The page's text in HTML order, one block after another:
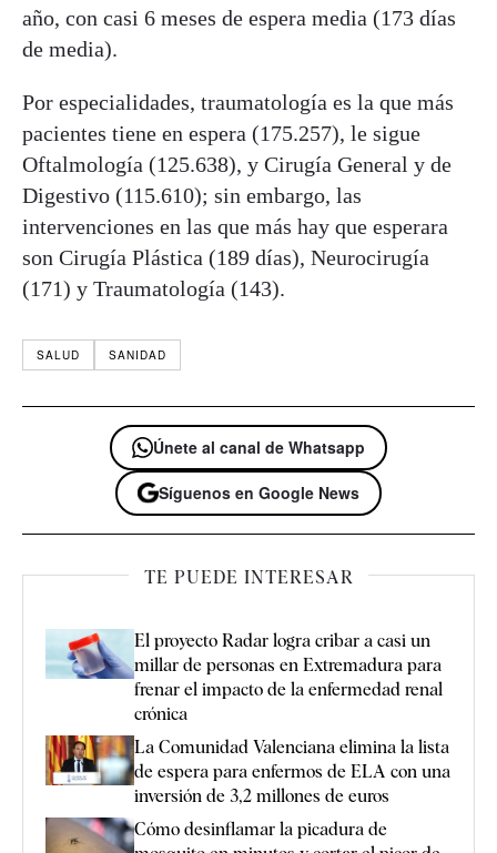
año, con casi 6 meses de espera media (173 días
de media).
Por especialidades, traumatología es la que más
pacientes tiene en espera (175.257), le sigue
Oftalmología (125.638), y Cirugía General y de
Digestivo (115.610); sin embargo, las
intervenciones en las que más hay que esperara
son Cirugía Plástica (189 días), Neurocirugía
(171) y Traumatología (143).
SALUD SANIDAD
Únete al canal de Whatsapp
Síguenos en Google News
TE PUEDE INTERESAR
El proyecto Radar logra cribar a casi un
millar de personas en Extremadura para
frenar el impacto de la enfermedad renal
crónica
La Comunidad Valenciana elimina la lista
de espera para enfermos de ELA con una
inversión de 3,2 millones de euros
Cómo desinflamar la picadura de